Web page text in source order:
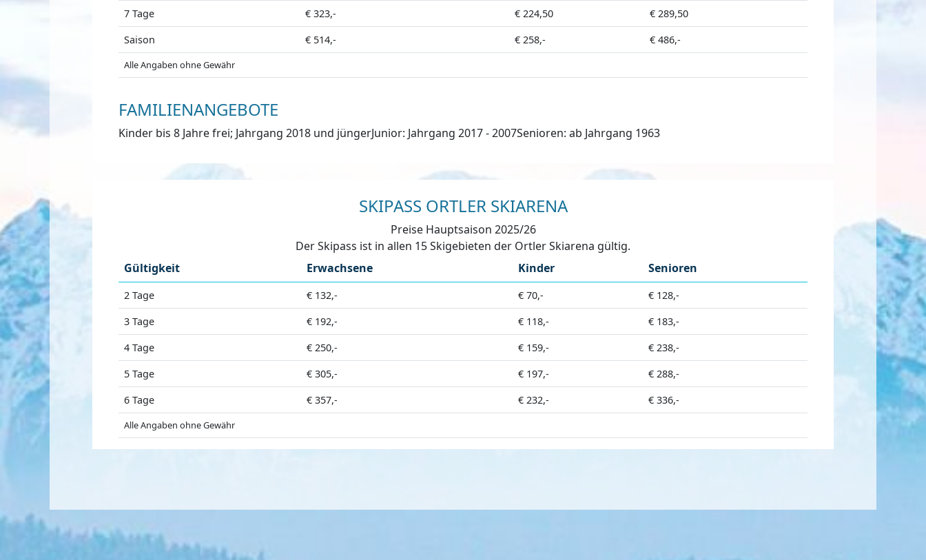
7 Tage
€ 323,- € 224,50
€ 289,50
Saison
€ 514,- € 258,- € 486,-
Alle Angaben ohne Gewähr
FAMILIENANGEBOTE
Kinder bis 8 Jahre frei; Jahrgang 2018 und jüngerJunior: Jahrgang 2017 - 2007Senioren: ab Jahrgang 1963
SKIPASS ORTLER SKIARENA
Preise Hauptsaison 2025/26
Der Skipass ist in allen 15 Skigebieten der Ortler Skiarena gültig.
Gültigkeit
Erwachsene Kinder Senioren
2 Tage € 132,- € 70,-
€ 128,-
3 Tage
€ 192,- € 118,-
€ 183,-
4 Tage
€ 250,- € 159,-
€ 238,-
5 Tage
€ 305,- € 197,-
€ 288,-
6 Tage
€ 357,- € 232,- € 336,-
Alle Angaben ohne Gewähr